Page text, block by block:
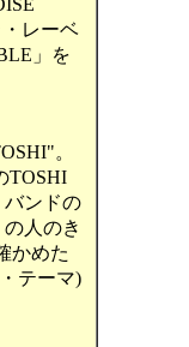
レーベ
」を
。
TOSHI
バンドの
人のき
かめた
テーマ)